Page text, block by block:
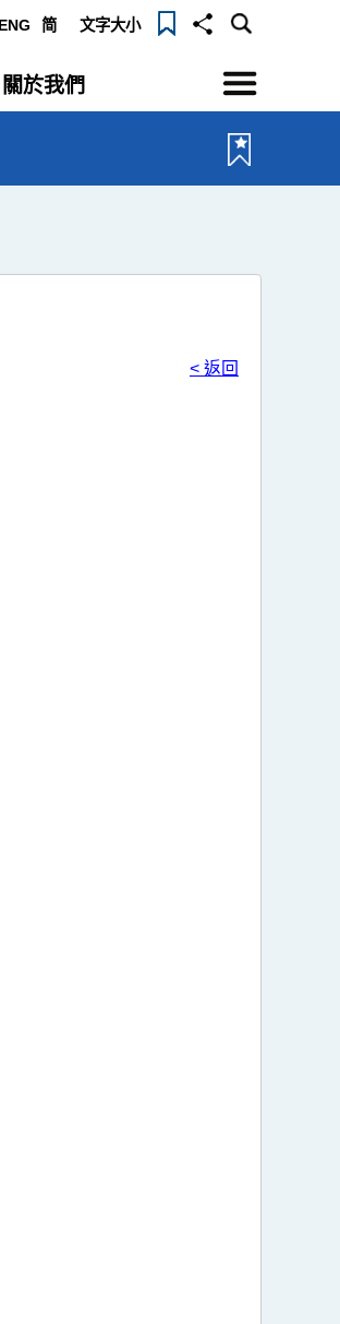
ENG 简 文字大小
關於我們
展
選
單
< 返回